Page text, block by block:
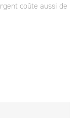
coûte aussi de